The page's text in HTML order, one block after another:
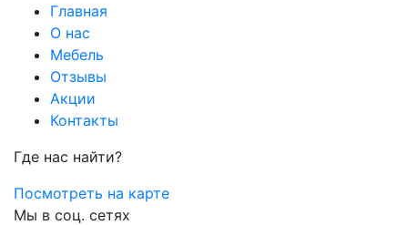
Главная
О нас
Мебель
Отзывы
Акции
Контакты
Где нас найти?
Посмотреть на карте
Мы в соц. сетях